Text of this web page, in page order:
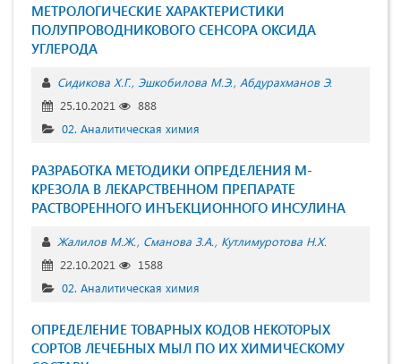
МЕТРОЛОГИЧЕСКИЕ ХАРАКТЕРИСТИКИ
ПОЛУПРОВОДНИКОВОГО СЕНСОРА ОКСИДА
УГЛЕРОДА
Сидикова Х.Г. Эшкобилова М.Э. Абдурахманов Э.
25.10.2021
888
02. Аналитическая химия
РАЗРАБОТКА МЕТОДИКИ ОПРЕДЕЛЕНИЯ М-
КРЕЗОЛА В ЛЕКАРСТВЕННОМ ПРЕПАРАТЕ
РАСТВОРЕННОГО ИНЪЕКЦИОННОГО ИНСУЛИНА
Жалилов М.Ж. Сманова З.А. Кутлимуротова Н.Х.
22.10.2021
1588
02. Аналитическая химия
ОПРЕДЕЛЕНИЕ ТОВАРНЫХ КОДОВ НЕКОТОРЫХ
СОРТОВ ЛЕЧЕБНЫХ МЫЛ ПО ИХ ХИМИЧЕСКОМУ